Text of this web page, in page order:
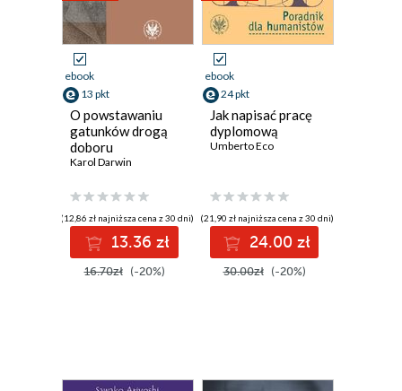
ebook
13 pkt
O powstawaniu
gatunków drogą
doboru
naturalnego
Karol Darwin
(12,86 zł najniższa cena z 30 dni)
13.36 zł
16.70zł (-20%)
ebook
24 pkt
Jak napisać pracę
dyplomową
Umberto Eco
(21,90 zł najniższa cena z 30 dni)
24.00 zł
30.00zł (-20%)